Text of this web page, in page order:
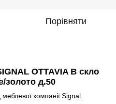
Порівняти
OTTAVIA B скло
золото д.50
компанії Signal.